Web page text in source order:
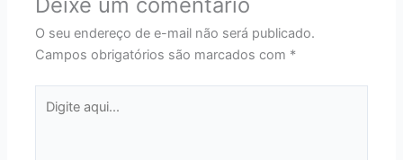
O seu endereço de e-mail não será publicado.
Campos obrigatórios são marcados com *
aqui...